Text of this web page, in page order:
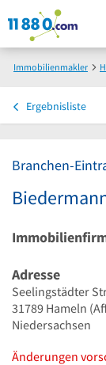
Immobilienmakler
Ergebnisliste
Branchen-
Adresse
Seelingstädter
31789 Hameln
Niedersachsen
Änderungen